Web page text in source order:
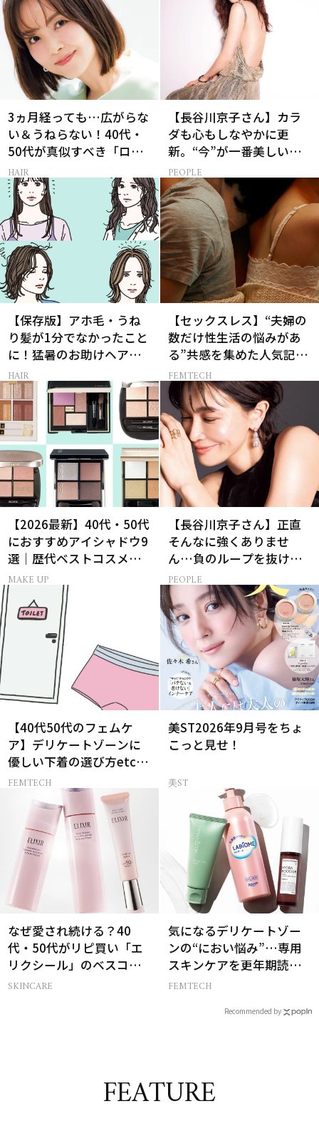
3ヵ月経っても…広がらな
い＆うねらない！40代・
50代が真似すべき「ロー
レイヤーボブ」
HAIR
【長谷川京子さん】カラ
ダも心もしなやかに更
新。“今”が一番美しい
［特別画像集］
PEOPLE
【保存版】アホ毛・うね
り髪が1分でなかったこと
に！猛暑のお助けヘアア
イテム16選
HAIR
【セックスレス】“夫婦の
数だけ性生活の悩みがあ
る”共感を集めた人気記事
10選
FEMTECH
【2026最新】40代・50代
におすすめアイシャドウ9
選｜歴代ベストコスメ受
賞まとめ
MAKE UP
【長谷川京子さん】正直
そんなに強くありませ
ん…負のループを抜ける
15分の習慣とは?
PEOPLE
【40代50代のフェムケ
ア】デリケートゾーンに
優しい下着の選び方etc.
をプロが解説！
FEMTECH
美ST2026年9月号をちょ
こっと見せ！
美ST
なぜ愛され続ける？40
代・50代がリピ買い「エ
リクシール」のベスコス
受賞名品3選
SKINCARE
気になるデリケートゾー
ンの“におい悩み”…専用
スキンケアを更年期読者
が本気でお試し！
FEMTECH
Recommended by
FEATURE